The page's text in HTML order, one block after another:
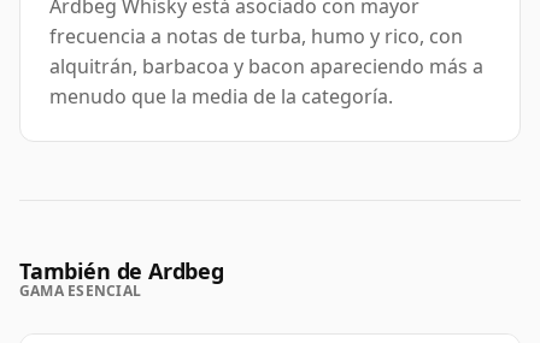
Ardbeg Whisky está asociado con mayor
frecuencia a notas de turba, humo y rico, con
alquitrán, barbacoa y bacon apareciendo más a
menudo que la media de la categoría.
También de Ardbeg
GAMA ESENCIAL